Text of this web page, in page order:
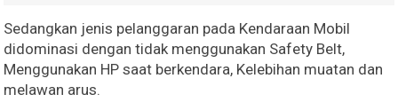
Sedangkan jenis pelanggaran pada Kendaraan Mobil
didominasi dengan tidak menggunakan Safety Belt,
Menggunakan HP saat berkendara, Kelebihan muatan dan
melawan arus.